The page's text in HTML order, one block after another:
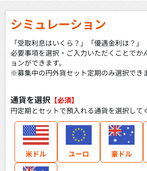
シミュレーション
「受取利息はいくら？」「優遇金利は？」
必要事項を選択・ご入力いただくことでか
ョンができます。
※募集中の円外貨セット定期のみ選択でき
通貨を選択 【必須】
円定期とセットで預入れる通貨を選択して
米ドル ユーロ 豪ドル